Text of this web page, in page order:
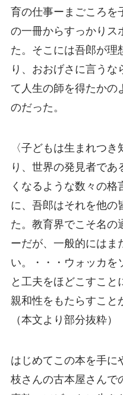
育の仕事ーまごころを
の一冊からすっかりス
た。そこには吾郎が理
り、おおげさに言う
て人生の師を得たかの
のだった。
〈子どもは生まれつ
り、世界の発見者であ
くなるような数々の
に、吾郎はそれを他の
た。教育界でこそ名の
ーだが、一般的にはま
い。・・・ウォッカを
と工夫をほどこすこと
親和性をもたらすこと
（本文より部分抜粋）
はじめてこの本を手に
枝さんの古本屋さんで